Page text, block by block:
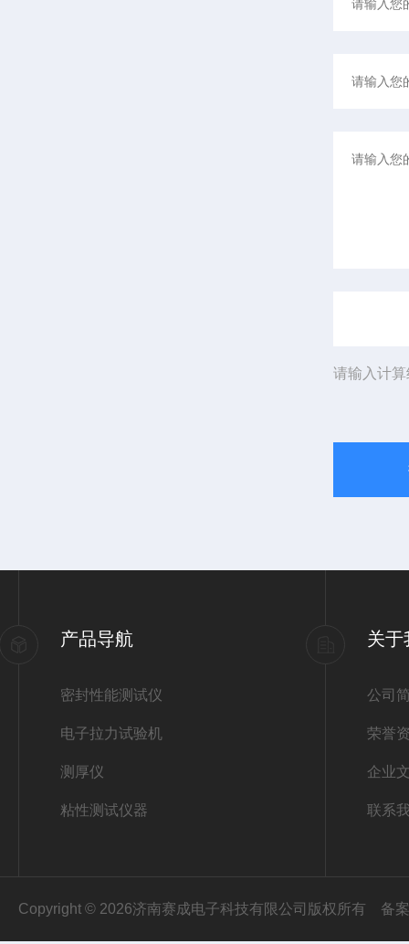
请输入计
产品导航
密封性能测试仪
电子拉力试验机
测厚仪
粘性测试仪器
关于
公司
荣誉
企业
联系
Copyright © 2026济南赛成电子科技有限公司版权所有 备